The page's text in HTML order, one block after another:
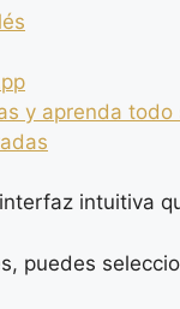
y aprenda todo
intuitiva
puedes